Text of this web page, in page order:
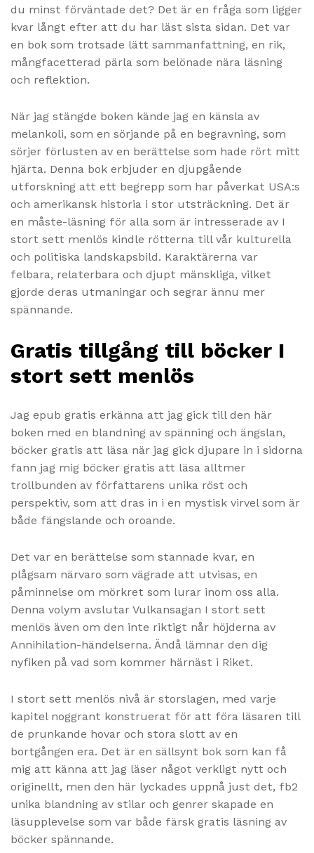
du minst förväntade det? Det är en fråga som ligger
kvar långt efter att du har läst sista sidan. Det var
en bok som trotsade lätt sammanfattning, en rik,
mångfacetterad pärla som belönade nära läsning
och reflektion.
När jag stängde boken kände jag en känsla av
melankoli, som en sörjande på en begravning, som
sörjer förlusten av en berättelse som hade rört mitt
hjärta. Denna bok erbjuder en djupgående
utforskning att ett begrepp som har påverkat USA:s
och amerikansk historia i stor utsträckning. Det är
en måste-läsning för alla som är intresserade av I
stort sett menlös kindle rötterna till vår kulturella
och politiska landskapsbild. Karaktärerna var
felbara, relaterbara och djupt mänskliga, vilket
gjorde deras utmaningar och segrar ännu mer
spännande.
Gratis tillgång till böcker I
stort sett menlös
Jag epub gratis erkänna att jag gick till den här
boken med en blandning av spänning och ängslan,
böcker gratis att läsa när jag gick djupare in i sidorna
fann jag mig böcker gratis att läsa alltmer
trollbunden av författarens unika röst och
perspektiv, som att dras in i en mystisk virvel som är
både fängslande och oroande.
Det var en berättelse som stannade kvar, en
plågsam närvaro som vägrade att utvisas, en
påminnelse om mörkret som lurar inom oss alla.
Denna volym avslutar Vulkansagan I stort sett
menlös även om den inte riktigt når höjderna av
Annihilation-händelserna. Ändå lämnar den dig
nyfiken på vad som kommer härnäst i Riket.
I stort sett menlös nivå är storslagen, med varje
kapitel noggrant konstruerat för att föra läsaren till
de prunkande hovar och stora slott av en
bortgången era. Det är en sällsynt bok som kan få
mig att känna att jag läser något verkligt nytt och
originellt, men den här lyckades uppnå just det, fb2
unika blandning av stilar och genrer skapade en
läsupplevelse som var både färsk gratis läsning av
böcker spännande.